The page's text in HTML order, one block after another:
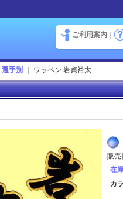
ご利用案内
選手別 ワッペン 岩貞裕太
販売
在
カ